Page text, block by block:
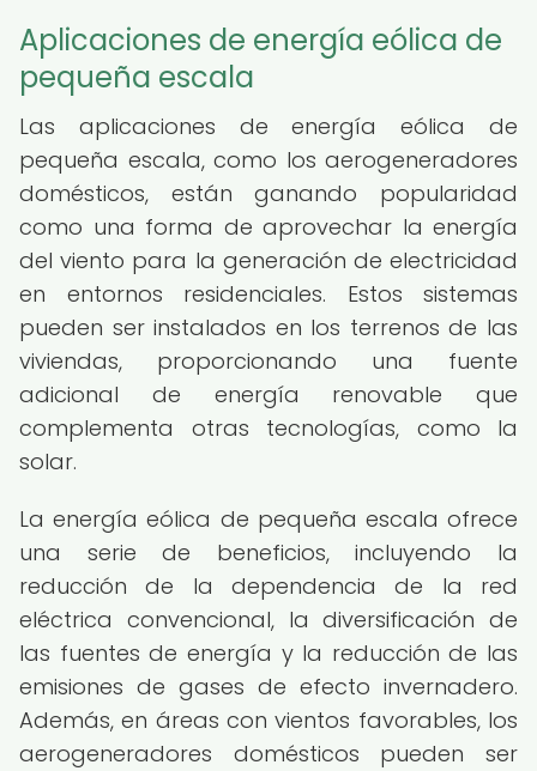
Aplicaciones de energía eólica de
pequeña escala
Las aplicaciones de energía eólica de
pequeña escala, como los aerogeneradores
domésticos, están ganando popularidad
como una forma de aprovechar la energía
del viento para la generación de electricidad
en entornos residenciales. Estos sistemas
pueden ser instalados en los terrenos de las
viviendas, proporcionando una fuente
adicional de energía renovable que
complementa otras tecnologías, como la
solar.
La energía eólica de pequeña escala ofrece
una serie de beneficios, incluyendo la
reducción de la dependencia de la red
eléctrica convencional, la diversificación de
las fuentes de energía y la reducción de las
emisiones de gases de efecto invernadero.
Además, en áreas con vientos favorables, los
aerogeneradores domésticos pueden ser